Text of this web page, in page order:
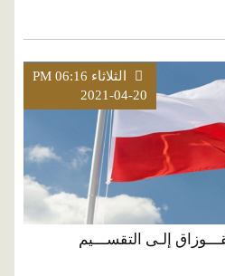
الثلاثاء PM 06:16
2021-04-20
إلـى التقســـيم